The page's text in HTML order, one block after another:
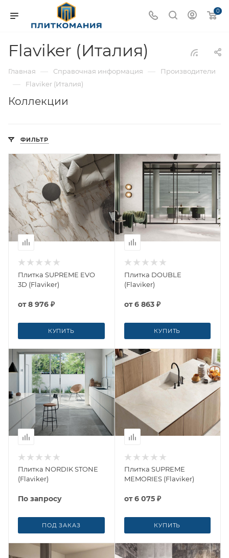
0
Flaviker (Италия)
Главная — Справочная информация — Производители
— Flaviker (Италия)
Коллекции
ФИЛЬТР
Плитка SUPREME EVO
3D (Flaviker)
от8 976 ₽
КУПИТЬ
Плитка DOUBLE
(Flaviker)
от6 863 ₽
КУПИТЬ
Плитка NORDIK STONE
(Flaviker)
По запросу
ПОД ЗАКАЗ
Плитка SUPREME
MEMORIES (Flaviker)
от6 075 ₽
КУПИТЬ